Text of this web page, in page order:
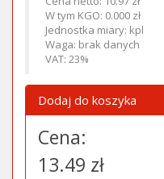
W tym KGO: 0.000 zł
Jednostka miary: kpl
Waga: brak danych
VAT: 23%
Dodaj do koszyka
Cena:
13.49 zł